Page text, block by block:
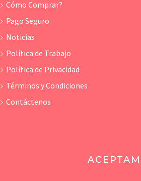
Cómo Comprar?
Pago Seguro
Noticias
Política de Trabajo
Política de Privacidad
Términos y Condiciones
Contáctenos